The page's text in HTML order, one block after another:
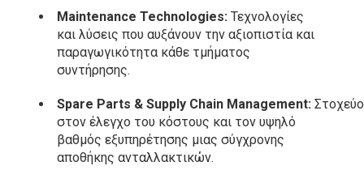
Maintenance Technologies: Τεχνολογίες
και λύσεις που αυξάνουν την αξιοπιστία και
παραγωγικότητα κάθε τμήματος
συντήρησης.
Spare Parts & Supply Chain Management:
στον έλεγχο του κόστους και τον υψηλό
βαθμός εξυπηρέτησης μιας σύγχρονης
αποθήκης ανταλλακτικών.